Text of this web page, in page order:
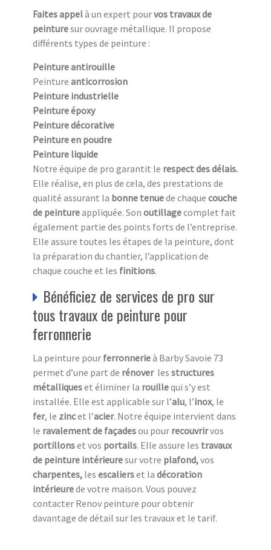
Faites appelà un expert pourvos travaux de
peinturesur ouvrage métallique. Il propose
différents types de peinture :
Peinture antirouille
Peinture anticorrosion
Peinture industrielle
Peinture époxy
Peinture décorative
Peinture en poudre
Peinture liquide
Notre équipe de pro garantit le respect des délais.
Elle réalise, en plus de cela, des prestations de
qualité assurant la bonne tenuede chaque couche
de peintureappliquée. Son outillagecomplet fait
également partie des points forts de l’entreprise.
Elle assure toutes les étapes de la peinture, dont
la préparation du chantier, l’application de
chaque couche et les finitions.
Bénéficiez de services de pro sur
tous travaux de peinture pour
ferronnerie
La peinture pour ferronnerieà Barby Savoie 73
permet d’une part de rénover les structures
métalliqueset éliminer la rouillequi s’y est
installée. Elle est applicable sur l’alu, l’inox, le
fer, le zincet l’acier. Notre équipe intervient dans
le ravalement de façadesou pour recouvrirvos
portillonset vos portails. Elle assure les travaux
de peinture intérieuresur votre plafond,vos
charpentes, les escalierset la décoration
intérieurede votre maison. Vous pouvez
contacter Renov peinture pour obtenir
davantage de détail sur les travaux et le tarif.